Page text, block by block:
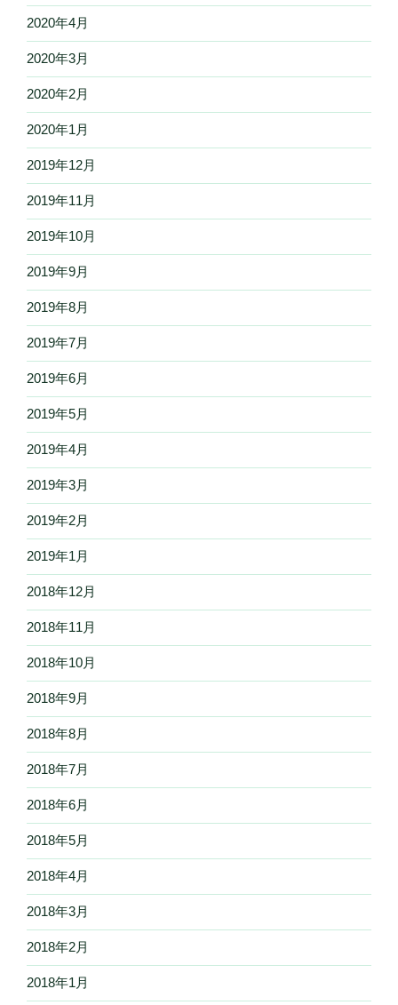
2020年4月
2020年3月
2020年2月
2020年1月
2019年12月
2019年11月
2019年10月
2019年9月
2019年8月
2019年7月
2019年6月
2019年5月
2019年4月
2019年3月
2019年2月
2019年1月
2018年12月
2018年11月
2018年10月
2018年9月
2018年8月
2018年7月
2018年6月
2018年5月
2018年4月
2018年3月
2018年2月
2018年1月